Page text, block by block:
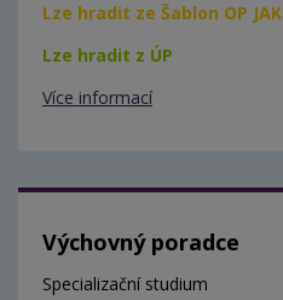
Lze hradit ze Šablon OP JAK
Lze hradit z ÚP
Více informací
Výchovný poradce
Specializační studium